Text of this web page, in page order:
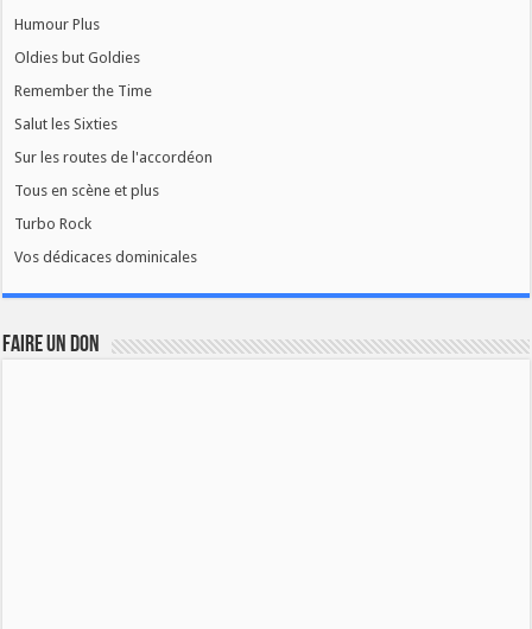
Humour Plus
Oldies but Goldies
Remember the Time
Salut les Sixties
Sur les routes de l'accordéon
Tous en scène et plus
Turbo Rock
Vos dédicaces dominicales
FAIRE UN DON